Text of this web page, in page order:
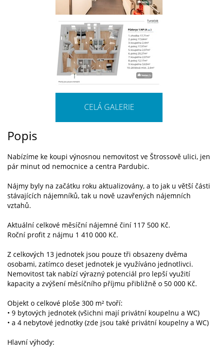
CELÁ GALERIE
Popis
Nabízíme ke koupi výnosnou nemovitost ve Štrossově ulici, jen
pár minut od nemocnice a centra Pardubic.
Nájmy byly na začátku roku aktualizovány, a to jak u větší části
stávajících nájemníků, tak u nově uzavřených nájemních
vztahů.
Aktuální celkové měsíční nájemné činí 117 500 Kč.
Roční profit z nájmu 1 410 000 Kč.
Z celkových 13 jednotek jsou pouze tři obsazeny dvěma
osobami, zatímco deset jednotek je využíváno jednotlivci.
Nemovitost tak nabízí výrazný potenciál pro lepší využití
kapacity a zvýšení měsíčního příjmu přibližně o 50 000 Kč.
Objekt o celkové ploše 300 m² tvoří:
• 9 bytových jednotek (všichni mají privátní koupelnu a WC)
• a 4 nebytové jednotky (zde jsou také privátní koupelny a WC)
Hlavní výhody: